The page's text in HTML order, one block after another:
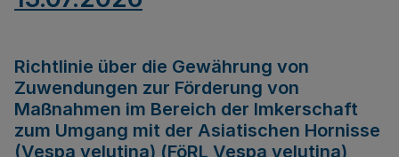
Richtlinie über die Gewährung von
Zuwendungen zur Förderung von
Maßnahmen im Bereich der Imkerschaft
zum Umgang mit der Asiatischen Hornisse
(Vespa velutina) (FöRL Vespa velutina)